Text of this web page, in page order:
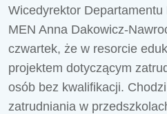
Wicedyrektor Departamentu
MEN Anna Dakowicz-
czwartek, że w resorcie
projektem dotyczącym
osób bez kwalifikacji.
zatrudniania w